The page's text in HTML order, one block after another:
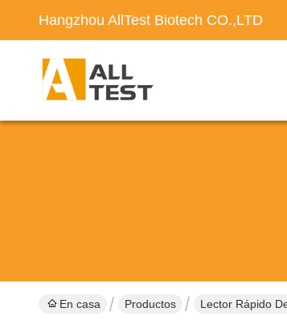
Hangzhou AllTest Biotech CO.,LTD
En casa Productos Lector Rápido